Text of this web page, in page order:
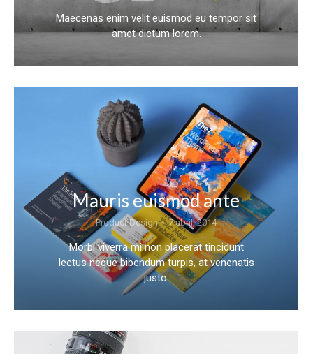
Maecenas enim velit euismod eu tempor sit
amet dictum lorem.
Mauris euismod ante
Product Design 7 abril, 2014
Morbi viverra mi non placerat tincidunt
lectus neque bibendum turpis, at venenatis
justo.